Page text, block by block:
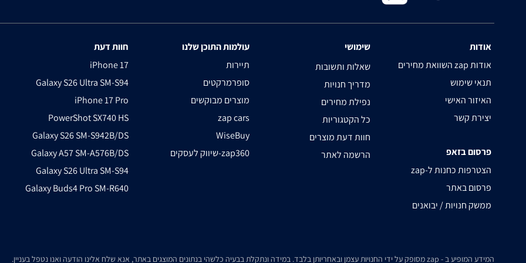
אודות
השוואת מחירים zap אודות
תנאי שימוש
האיזור האישי
יצירת קשר
פרסום בזאפ
zap-הצטרפות כחנות ל
פרסום באתר
ממשק חנויות / יבואנים
שימושי
שאלות ותשובות
מדריך חנויות
נפילת מחירים
כל הקטגוריות
חוות דעת מוצרים
הרשמה לאתר
עולמות התוכן שלנו
תיירות
סופרמרקטים
מוצרים מבוקשים
zap cars
WiseBuy
שיווק לעסקים-zap360
חוות דעת
iPhone 17
Galaxy S26 Ultra SM-S94
iPhone 17 Pro
PowerShot SX740 HS
Galaxy S26 SM-S942B/DS
Galaxy A57 SM-A576B/DS
Galaxy S26 Ultra SM-S94
Galaxy Buds4 Pro SM-R640
המידע המופיע ב - zap מסופק על ידי החנויות עצמן ובאחריותן בלבד. במידה ונתקלת בבעיה כלשהי בנתונים המוצגים באתר, אנא שלח אלינו הודעה ואנו נטפל בעניין.